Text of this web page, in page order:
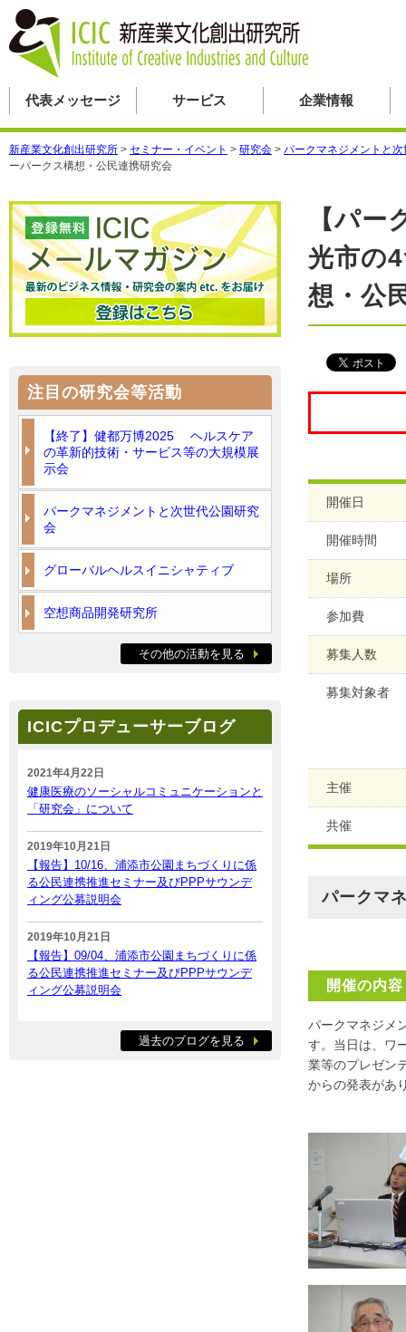
代表メッセージ サービス 企業情報
新産業文化創出研究所 > セミナー・イベント > 研究会 > パークマネジメントと
ーパークス構想・公民連携研究会
【パ
光市の
想・公
開催日
開催時間
場所
参加費
募集人数
募集対象者
主催
共催
パークマ
開催の内容
パークマネジメ
す。当日は、ワ
業等のプレゼン
からの発表があ
注目の研究会等活動
【終了】健都万博2025 ヘルスケア
の革新的技術・サービス等の大規模展
示会
パークマネジメントと次世代公園研究
会
グローバルヘルスイニシャティブ
空想商品開発研究所
その他の活動を見る
ICICプロデューサーブログ
2021年4月22日
健康医療のソーシャルコミュニケーションと
「研究会」について
2019年10月21日
【報告】10/16、浦添市公園まちづくりに係
る公民連携推進セミナー及びPPPサウンデ
ィング公募説明会
2019年10月21日
【報告】09/04、浦添市公園まちづくりに係
る公民連携推進セミナー及びPPPサウンデ
ィング公募説明会
過去のブログを見る